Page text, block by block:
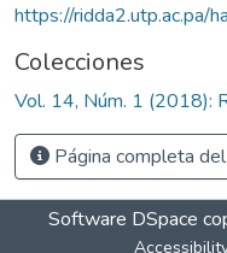
https://
Colecciones
Vol. 14, Núm. 1 (2018):
Página completa
Software DSpace